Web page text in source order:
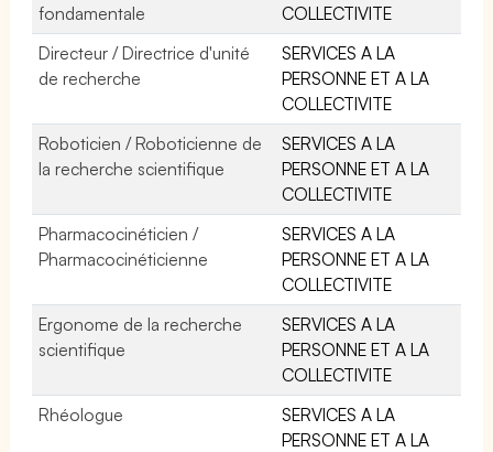
fondamentale
COLLECTIVITE
Directeur / Directrice d'unité
de recherche
SERVICES A LA
PERSONNE ET A LA
COLLECTIVITE
Roboticien / Roboticienne de
la recherche scientifique
SERVICES A LA
PERSONNE ET A LA
COLLECTIVITE
Pharmacocinéticien /
Pharmacocinéticienne
SERVICES A LA
PERSONNE ET A LA
COLLECTIVITE
Ergonome de la recherche
scientifique
SERVICES A LA
PERSONNE ET A LA
COLLECTIVITE
Rhéologue
SERVICES A LA
PERSONNE ET A LA